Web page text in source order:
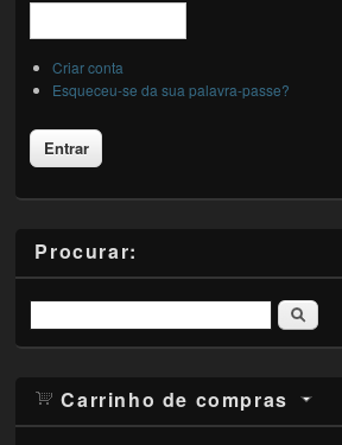
Criar conta
Esqueceu-se da sua palavra-passe?
Procurar:
Pesquisar
Carrinho de compras